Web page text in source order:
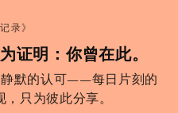
录》
证明：你曾在此。
默的认可——每日片刻的
只为彼此分享。